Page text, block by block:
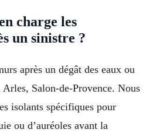
charge les
un sinistre ?
après un dégât des eaux ou
Salon-de-Provence. Nous
isolants spécifiques pour
ou d’auréoles avant la